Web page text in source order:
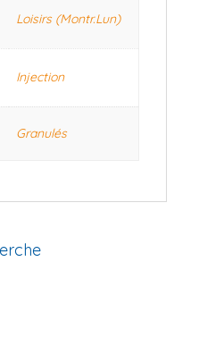
Loisirs (Montr.Lun)
Injection
Granulés